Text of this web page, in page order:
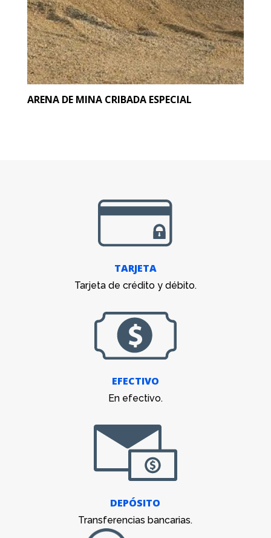
ARENA DE MINA CRIBADA ESPECIAL
TARJETA
Tarjeta de crédito y débito.
EFECTIVO
En efectivo.
DEPÓSITO
Transferencias bancarias.